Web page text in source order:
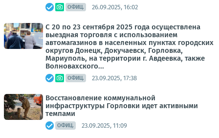
ОФИЦ. 26.09.2025, 16:02
С 20 по 23 сентября 2025 года осуществлена
выездная торговля с использованием
автомагазинов в населенных пунктах городских
округов Донецк, Докучаевск, Горловка,
Мариуполь, на территории г. Авдеевка, также
Волновахского...
ОФИЦ. 23.09.2025, 17:38
Восстановление коммунальной
инфраструктуры Горловки идет активными
темпами
ОФИЦ. 23.09.2025, 11:09